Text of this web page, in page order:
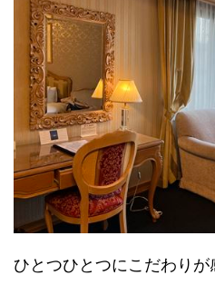
ひとつひとつにこだわりが